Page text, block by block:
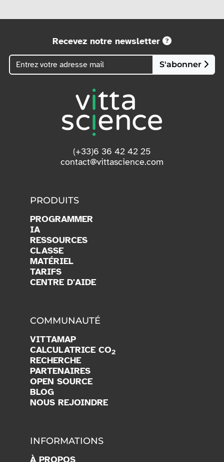
Recevez notre newsletter
S'abonner
(+33)6 36 42 42 25
contact@vittascience.com
PRODUITS
PROGRAMMER
IA
RESSOURCES
CLASSE
MATÉRIEL
TARIFS
CENTRE D'AIDE
COMMUNAUTÉ
VITTAMAP
CALCULATRICE CO2
RECHERCHE
PARTENAIRES
OPEN SOURCE
BLOG
NOUS REJOINDRE
INFORMATIONS
À PROPOS